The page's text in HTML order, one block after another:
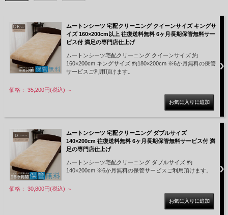
WEBまたはFAX、お電話でも承ります。サイズ等がご
不明な場合はお気軽にお問い合わせください。
step2
お申込み後、2-4日で「ゆうパケット」にて下記発送
ムートンシーツ 宅配クリーニング クイーンサイズ キングサ
イズ 160×200cm以上 往復送料無料 6ヶ月長期保管無料サー
ビス付 満足の専門店仕上げ
ムートンシーツ宅配クリーニング クイーンサイズ 約
160×200cm キングサイズ 約180×200cm ※6か月無料の保管
サービスご利用頂けます。
価格： 35,200円(税込) ～
ムートンシーツ 宅配クリーニング ダブルサイズ
140×200cm 往復送料無料 6ヶ月長期保管無料サービス付 満
足の専門店仕上げ
ムートンシーツ宅配クリーニング ダブルサイズ 約
140×200cm ※6か月無料の保管サービスご利用頂けます。
価格： 30,800円(税込) ～